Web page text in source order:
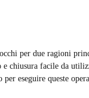
per due ragioni
chiusura facile da
eseguire queste